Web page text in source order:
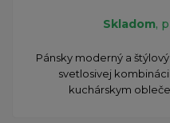
Skladom,
Pánsky moderný a
svetlosivej
kuchárskym